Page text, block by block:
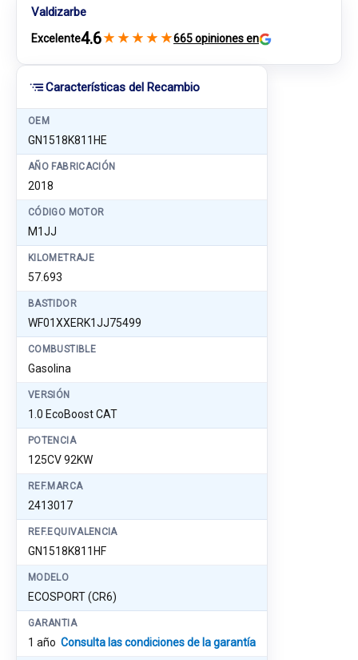
Características del Recambio
OEM
GN1518K811HE
AÑO FABRICACIÓN
2018
CÓDIGO MOTOR
M1JJ
KILOMETRAJE
57.693
BASTIDOR
WF01XXERK1JJ75499
COMBUSTIBLE
Gasolina
VERSIÓN
1.0 EcoBoost CAT
POTENCIA
125CV 92KW
REF.MARCA
2413017
REF.EQUIVALENCIA
GN1518K811HF
MODELO
ECOSPORT (CR6)
GARANTIA
1 año Consulta las condiciones de la garantía
Valdizarbe
Excelente4.6★ ★ ★ ★ ★665 opiniones en